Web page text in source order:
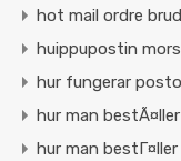
hot mail ordre brud
huippupostin
hur fungerar
hur man
hur man